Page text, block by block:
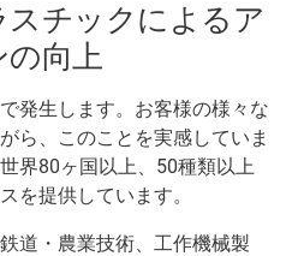
チックによるア
向上
発生します。お客様の様々な
ら、このことを実感していま
界80ヶ国以上、50種類以上
を提供しています。
道・農業技術、工作機械製